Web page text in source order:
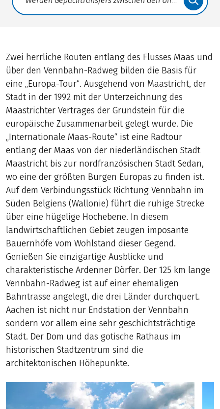
Translate: a11y.faq.search
Zwei herrliche Routen entlang des Flusses Maas und
über den Vennbahn-Radweg bilden die Basis für
eine „Europa-Tour“. Ausgehend von Maastricht, der
Stadt in der 1992 mit der Unterzeichnung des
Maastrichter Vertrages der Grundstein für die
europäische Zusammenarbeit gelegt wurde. Die
„Internationale Maas-Route“ ist eine Radtour
entlang der Maas von der niederländischen Stadt
Maastricht bis zur nordfranzösischen Stadt Sedan,
wo eine der größten Burgen Europas zu finden ist.
Auf dem Verbindungsstück Richtung Vennbahn im
Süden Belgiens (Wallonie) führt die ruhige Strecke
über eine hügelige Hochebene. In diesem
landwirtschaftlichen Gebiet zeugen imposante
Bauernhöfe vom Wohlstand dieser Gegend.
Genießen Sie einzigartige Ausblicke und
charakteristische Ardenner Dörfer. Der 125 km lange
Vennbahn-Radweg ist auf einer ehemaligen
Bahntrasse angelegt, die drei Länder durchquert.
Aachen ist nicht nur Endstation der Vennbahn
sondern vor allem eine sehr geschichtsträchtige
Stadt. Der Dom und das gotische Rathaus im
historischen Stadtzentrum sind die
architektonischen Höhepunkte.